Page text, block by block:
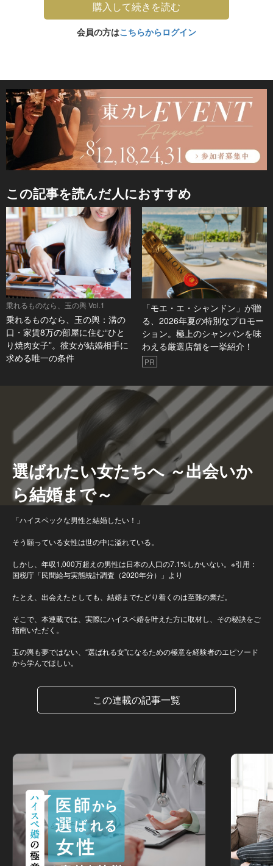
購入して続きを読む
会員の方はこちらからログイン
この記事を読んだ人におすすめ
乗れるものなら、玉の輿 Vol.1
乗れるものなら、玉の輿：溝の
口・家賃8万の部屋に住む“ひと
り焼肉女子”。彼女が結婚相手に
求める唯一の条件
「モエ・エ・シャンドン」が贈
る、2026年夏の特別なプロモー
ション。極上のシャンパンを味
わえる厳選店舗を一挙紹介！
PR
選ばれたい女たちへ ～出会いか
ら結婚まで～
「ハイスペックな男性と結婚したい！」
そう願っている女性は世の中に溢れている。
しかし、年収1,000万超えの男性は日本の人口の7.1%しかいない。※引用：
国税庁「民間給与実態統計調査（2020年分）」より
たとえ、出会えたとしても、結婚までたどり着くのは至難の業だ。
そこで、本連載では、実際にハイスペ婚を叶えた方に取材し、その秘訣をご
指南いただく。
玉の輿も夢ではない、“選ばれる女”になるための極意を経験者のエピソード
から学んでほしい。
この連載の記事一覧